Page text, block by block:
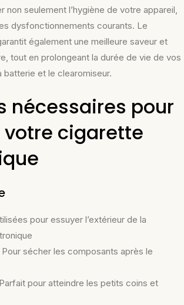
non seulement l’hygiène de votre appareil,
dysfonctionnements courants. Le
également une meilleure saveur et
tout en prolongeant la durée de vie de vos
batterie et le clearomiseur.
nécessaires pour
cigarette
pour essuyer l’extérieur de la
sécher les composants après le
pour atteindre les petits coins et